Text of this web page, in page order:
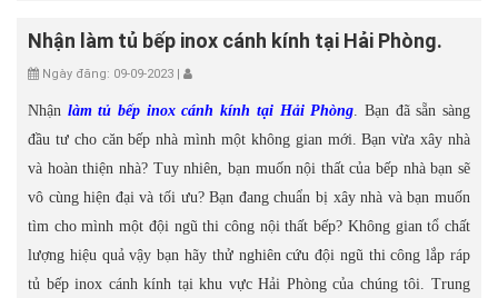
Nhận làm tủ bếp inox cánh kính tại Hải Phòng.
Ngày đăng: 09-09-2023 |
Nhận làm tủ bếp inox cánh kính tại Hải Phòng. Bạn đã sẵn sàng
đầu tư cho căn bếp nhà mình một không gian mới. Bạn vừa xây nhà
và hoàn thiện nhà? Tuy nhiên, bạn muốn nội thất của bếp nhà bạn sẽ
vô cùng hiện đại và tối ưu? Bạn đang chuẩn bị xây nhà và bạn muốn
tìm cho mình một đội ngũ thi công nội thất bếp? Không gian tổ chất
lượng hiệu quả vậy bạn hãy thử nghiên cứu đội ngũ thi công lắp ráp
tủ bếp inox cánh kính tại khu vực Hải Phòng của chúng tôi. Trung